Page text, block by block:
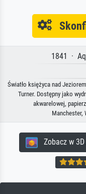
1841 ·
Światło księżyca nad
Turner. Dostępny jako
akwarelowej,
Manchester,
Zobacz w